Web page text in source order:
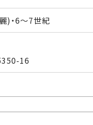
)・6～7世紀
16